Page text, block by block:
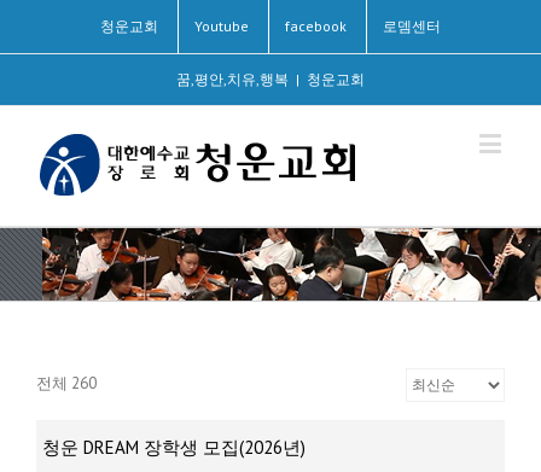
청운교회 Youtube facebook 로뎀센터
꿈,평안,치유,행복 | 청운교회
전체 260
청운 DREAM 장학생 모집(2026년)